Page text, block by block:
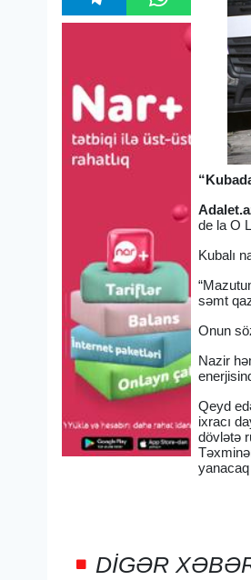
de la O
Kubalı
səmt
Onun
Nazir
Qeyd
ixracı
dövlətə
DIGƏR